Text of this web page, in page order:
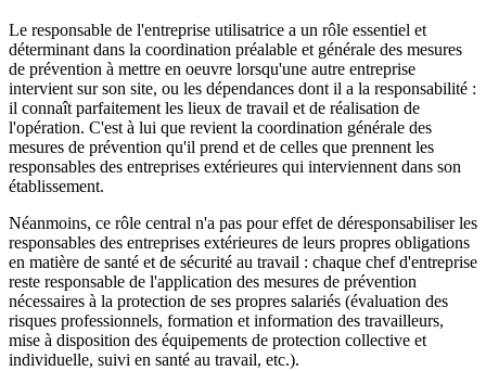
Le responsable de l'entreprise utilisatrice a un rôle essentiel et
déterminant dans la coordination préalable et générale des mesures
de prévention à mettre en oeuvre lorsqu'une autre entreprise
intervient sur son site, ou les dépendances dont il a la responsabilité :
il connaît parfaitement les lieux de travail et de réalisation de
l'opération. C'est à lui que revient la coordination générale des
mesures de prévention qu'il prend et de celles que prennent les
responsables des entreprises extérieures qui interviennent dans son
établissement.
Néanmoins, ce rôle central n'a pas pour effet de déresponsabiliser les
responsables des entreprises extérieures de leurs propres obligations
en matière de santé et de sécurité au travail : chaque chef d'entreprise
reste responsable de l'application des mesures de prévention
nécessaires à la protection de ses propres salariés (évaluation des
risques professionnels, formation et information des travailleurs,
mise à disposition des équipements de protection collective et
individuelle, suivi en santé au travail, etc.).